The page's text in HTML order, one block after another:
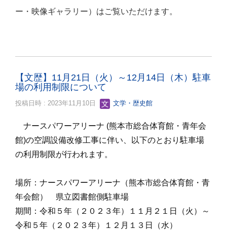
ー・映像ギャラリー）はご覧いただけます。
【文歴】11月21日（火）～12月14日（木）駐車
場の利用制限について
投稿日時 : 2023年11月10日 文学・歴史館
ナースパワーアリーナ (熊本市総合体育館・青年会
館)の空調設備改修工事に伴い、以下のとおり駐車場
の利用制限が行われます。
場所：ナースパワーアリーナ（熊本市総合体育館・青
年会館） 県立図書館側駐車場
期間：令和５年（２０２３年）１１月２１日（火）～
令和５年（２０２３年）１２月１３日（水）